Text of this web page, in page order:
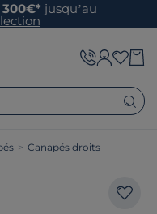
300€* jusqu’au
> Canapés droits